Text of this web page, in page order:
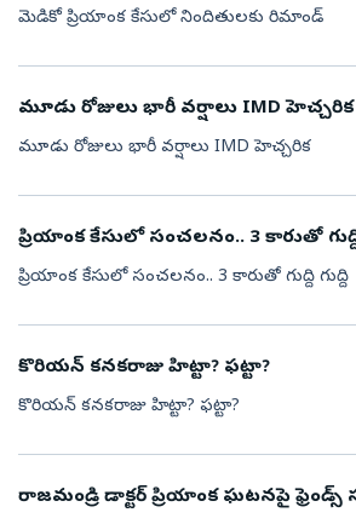
మెడికో ప్రియాంక కేసులో నిందితులకు రిమాండ్
మూడు రోజులు భారీ వర్షాలు IMD హెచ్చరిక
మూడు రోజులు భారీ వర్షాలు IMD హెచ్చరిక
ప్రియాంక కేసులో సంచలనం.. 3
ప్రియాంక కేసులో సంచలనం.. 3 కారుతో గుద్ది గుద్ది
కొరియన్ కనకరాజు హిట్టా? ఫట్టా?
కొరియన్ కనకరాజు హిట్టా? ఫట్టా?
రాజమండ్రి డాక్టర్ ప్రియాంక ఘటనపై